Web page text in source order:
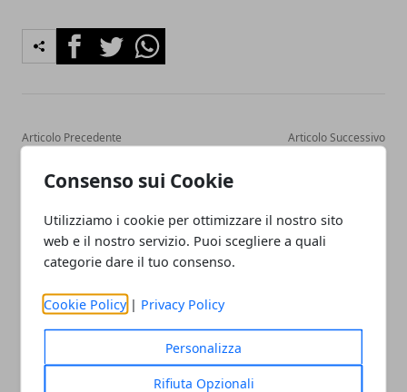
Consenso sui Cookie
Utilizziamo i cookie per ottimizzare il nostro sito
web e il nostro servizio. Puoi scegliere a quali
categorie dare il tuo consenso.
Cookie Policy | Privacy Policy
Personalizza
Rifiuta Opzionali
FacebookTwitterWhatsapp
Articolo Precedente
agricole veloci e
Articolo Successivo
studio fidato
Redazione